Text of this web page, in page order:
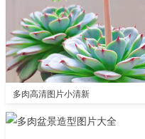
多肉高清图片小清新